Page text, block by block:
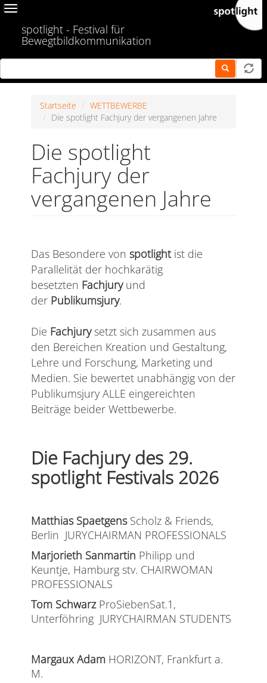
Skip
content
Toggle
spotlight - Festival für
Bewegtbildkommunikation
Startseite
WETTBEWERBE
Die spotlight Fachjury der vergangenen Jahre
Die spotlight
Fachjury der
vergangenen Jahre
Das Besondere vonspotlightist die
Parallelität der hochkarätig
besetzten Fachjuryund
der Publikumsjury.
Die Fachjurysetzt sich zusammen aus
den Bereichen Kreation und Gestaltung,
Lehre und Forschung, Marketing und
Medien. Sie bewertet unabhängig von der
Publikumsjury ALLE eingereichten
Beiträge beider Wettbewerbe.
Die Fachjury des 29.
spotlight Festivals 2026
Matthias SpaetgensScholz & Friends,
Berlin JURYCHAIRMAN PROFESSIONALS
Marjorieth Sanmartin Philipp und
Keuntje, Hamburg stv. CHAIRWOMAN
PROFESSIONALS
Tom SchwarzProSiebenSat.1,
Unterföhring JURYCHAIRMAN STUDENTS
Margaux Adam HORIZONT, Frankfurt a.
M.